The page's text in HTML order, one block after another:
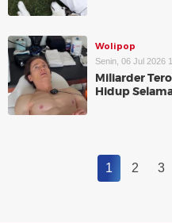
Wolipop
Senin, 06 Jul 2026
Miliarder
Hidup
1 2 3